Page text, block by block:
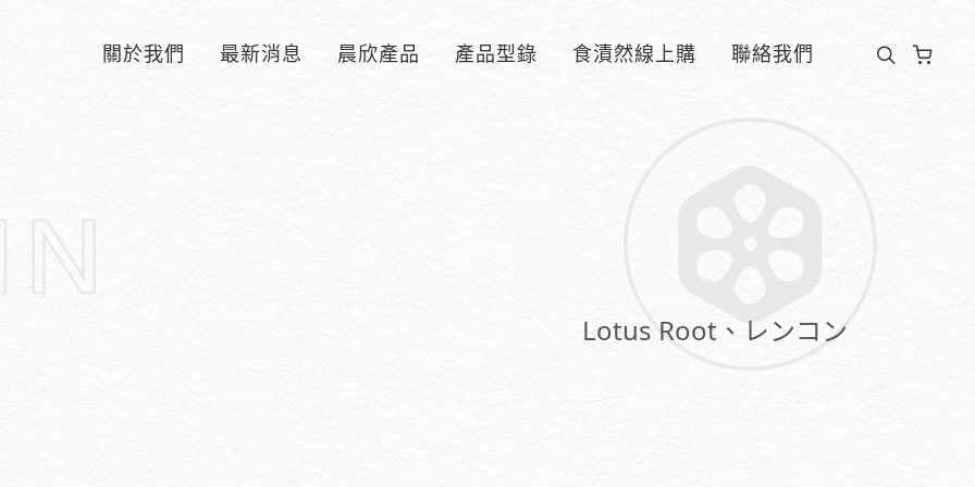
關於我們 最新消息 晨欣產品 產品型錄 食漬然線上購 聯絡我們
Lotus Root、レンコン